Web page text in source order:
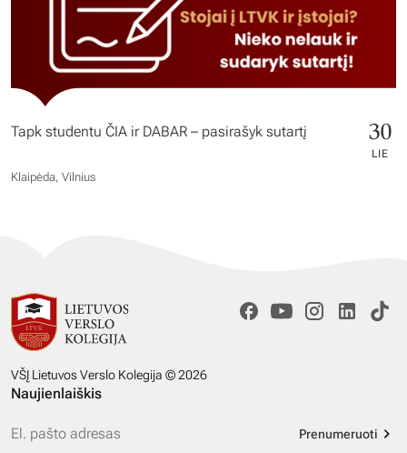
Tapk studentu ČIA ir DABAR – pasirašyk sutartį 30
LIE
Klaipėda, Vilnius
VŠĮ Lietuvos Verslo Kolegija © 2026
Naujienlaiškis
Prenumeruoti